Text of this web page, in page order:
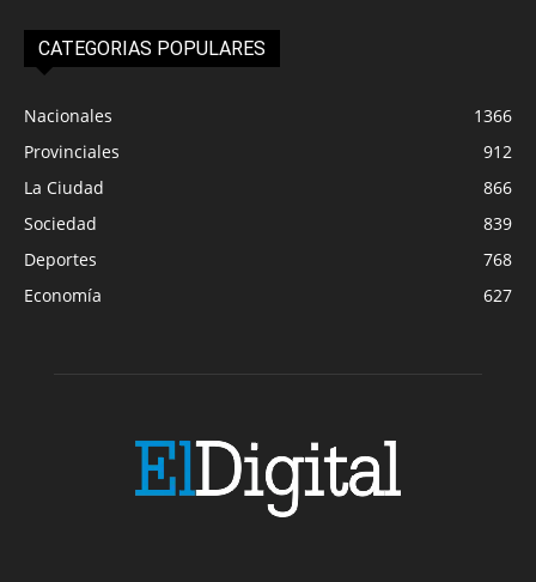
CATEGORIAS POPULARES
Nacionales
1366
Provinciales
912
La Ciudad
866
Sociedad
839
Deportes
768
Economía
627